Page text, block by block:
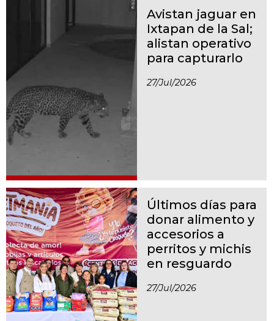
Avistan jaguar en
Ixtapan de la Sal;
alistan operativo
para capturarlo
27/jul/2026
Últimos días para
donar alimento y
accesorios a
perritos y michis
en resguardo
27/jul/2026